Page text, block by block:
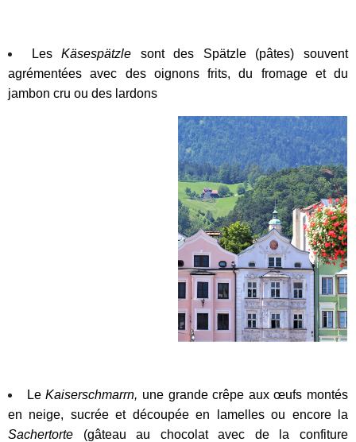
LesKäsespätzle sont des Spätzle (pâtes) souvent
agrémentées avec des oignons frits, du fromage et du
jambon cru ou des lardons
LeKaiserschmarrn, une grande crêpe aux œufs montés
en neige, sucrée et découpée en lamelles ou encore la
Sachertorte (gâteau au chocolat avec de la confiture